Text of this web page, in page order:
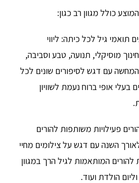
כולל מגוון רב כגון:
תואמי גיל לכל כיתה: ליווי
מוסיקלי, תנועה, טבע וסביבה,
עם דגש לסיפורים שונים לכל
בעלי אופי ברוח נעמת לשוויון
פעילויות משותפות להורים
השנה עם דגש על צילומים מחיי
להורים המותאמות לגיל הרך במגוון
הולדת ועוד.